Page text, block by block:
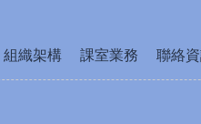
組織架構 課室業務 聯絡